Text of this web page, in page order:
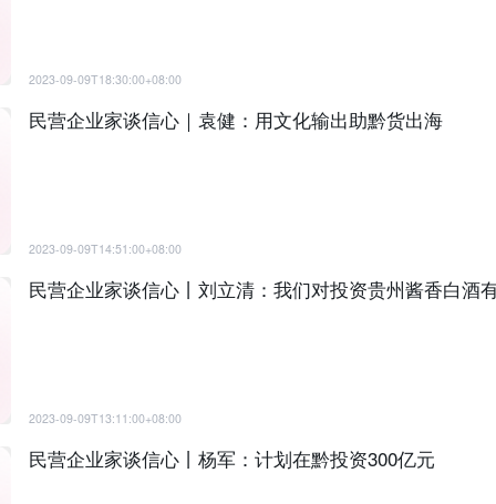
2023-09-09T18:30:00+08:00
民营企业家谈信心｜袁健：用文化输出助黔货出海
2023-09-09T14:51:00+08:00
民营企业家谈信心丨刘立清：我们对投资贵州酱香白酒
2023-09-09T13:11:00+08:00
民营企业家谈信心丨杨军：计划在黔投资300亿元